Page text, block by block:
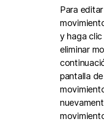
Para
y haga
eliminar
pantalla